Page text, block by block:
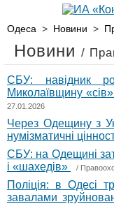
Одеса > Новини >
Новини /
СБУ: навідник
Миколаївщину
27.01.2026
Через Одещину з
нумізматичні
СБУ: на Одещині
і «шахедів»
/
Поліція: в Одесі
завалами